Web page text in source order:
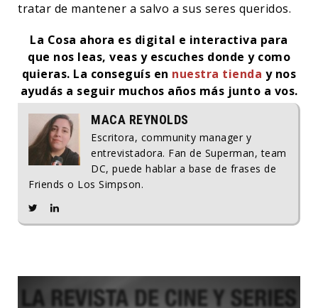
tratar de mantener a salvo a sus seres queridos.
La Cosa ahora es digital e interactiva para
que nos leas, veas y escuches donde y como
quieras. La conseguís en nuestra tienda y nos
ayudás a seguir muchos años más junto a vos.
MACA REYNOLDS
Escritora, community manager y
entrevistadora. Fan de Superman, team
DC, puede hablar a base de frases de
Friends o Los Simpson.